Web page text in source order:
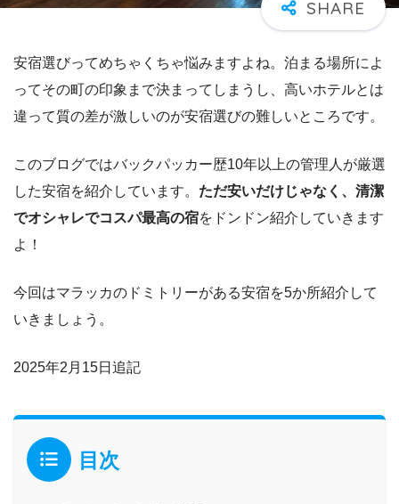
安宿選びってめちゃくちゃ悩みますよね。泊まる場所によ
ってその町の印象まで決まってしまうし、高いホテルとは
違って質の差が激しいのが安宿選びの難しいところです。
このブログではバックパッカー歴10年以上の管理人が厳選
した安宿を紹介しています。 ただ安いだけじゃなく、清潔
でオシャレでコスパ最高の宿をドンドン紹介していきます
よ！
今回はマラッカのドミトリーがある安宿を5か所紹介して
いきましょう。
2025年2月15日追記
目次